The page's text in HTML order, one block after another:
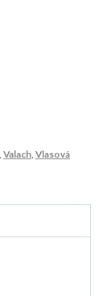
Valach Vlasová